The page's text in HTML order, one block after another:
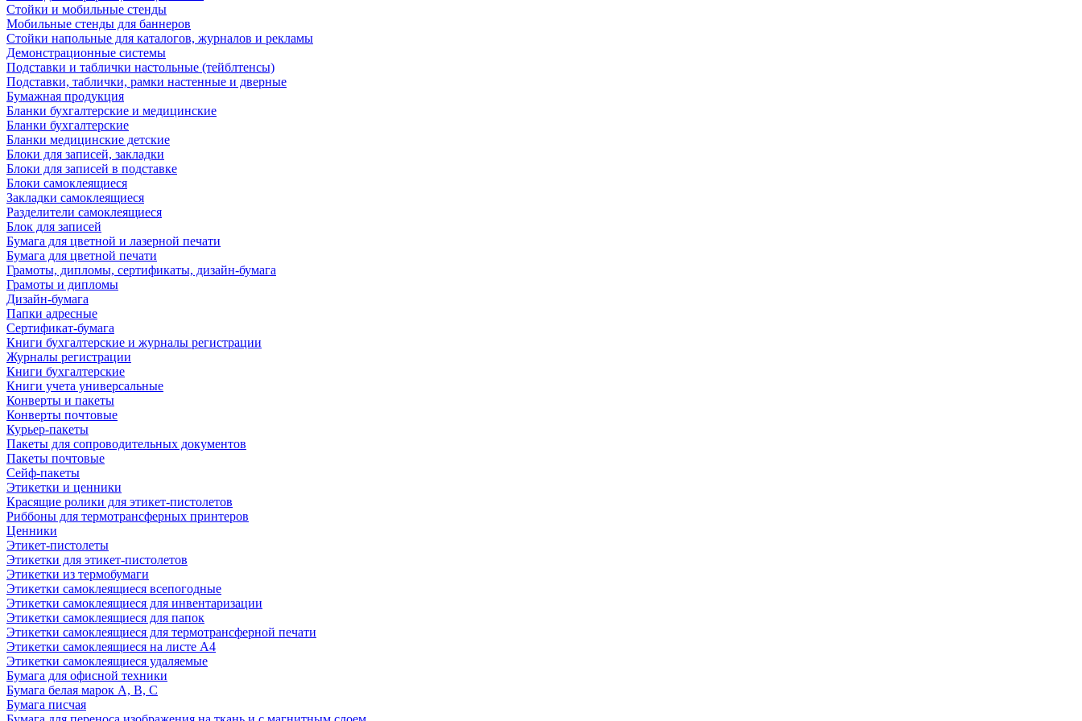
Стойки и мобильные стенды
Мобильные стенды для баннеров
Стойки напольные для каталогов, журналов и рекламы
Демонстрационные системы
Подставки и таблички настольные (тейблтенсы)
Подставки, таблички, рамки настенные и дверные
Бумажная продукция
Бланки бухгалтерские и медицинские
Бланки бухгалтерские
Бланки медицинские детские
Блоки для записей, закладки
Блоки для записей в подставке
Блоки самоклеящиеся
Закладки самоклеящиеся
Разделители самоклеящиеся
Блок для записей
Бумага для цветной и лазерной печати
Бумага для цветной печати
Грамоты, дипломы, сертификаты, дизайн-бумага
Грамоты и дипломы
Дизайн-бумага
Папки адресные
Сертификат-бумага
Книги бухгалтерские и журналы регистрации
Журналы регистрации
Книги бухгалтерские
Книги учета универсальные
Конверты и пакеты
Конверты почтовые
Курьер-пакеты
Пакеты для сопроводительных документов
Пакеты почтовые
Сейф-пакеты
Этикетки и ценники
Красящие ролики для этикет-пистолетов
Риббоны для термотрансферных принтеров
Ценники
Этикет-пистолеты
Этикетки для этикет-пистолетов
Этикетки из термобумаги
Этикетки самоклеящиеся всепогодные
Этикетки самоклеящиеся для инвентаризации
Этикетки самоклеящиеся для папок
Этикетки самоклеящиеся для термотрансферной печати
Этикетки самоклеящиеся на листе А4
Этикетки самоклеящиеся удаляемые
Бумага для офисной техники
Бумага белая марок А, В, С
Бумага писчая